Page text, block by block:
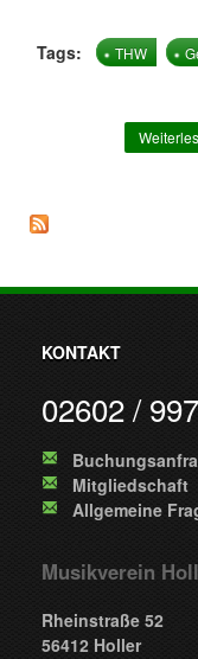
Tags: THW
KONTAKT
02602 /
Mitgliedschaft
Allgemeine
Musikverein
Rheinstraße 52
56412 Holler